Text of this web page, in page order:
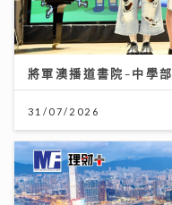
將軍澳播道書院-中學部
31/07/2026